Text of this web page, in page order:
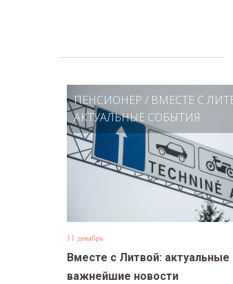
ПЕНСИОНЕР / ВМЕСТЕ С
АКТУАЛЬНЫЕ СОБЫТИЯ
11 декабрь
Вместе с Литвой:
важнейшие новости